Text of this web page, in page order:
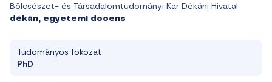
Bölcsészet- és Társadalomtudományi Kar Dékáni Hivatal
dékán, egyetemi docens
Tudományos fokozat
PhD